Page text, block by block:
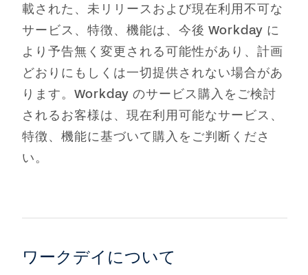
載された、未リリースおよび現在利用不可な
サービス、特徴、機能は、今後 Workday に
より予告無く変更される可能性があり、計画
どおりにもしくは一切提供されない場合があ
ります。Workday のサービス購入をご検討
されるお客様は、現在利用可能なサービス、
特徴、機能に基づいて購入をご判断くださ
い。
ワークデイについて